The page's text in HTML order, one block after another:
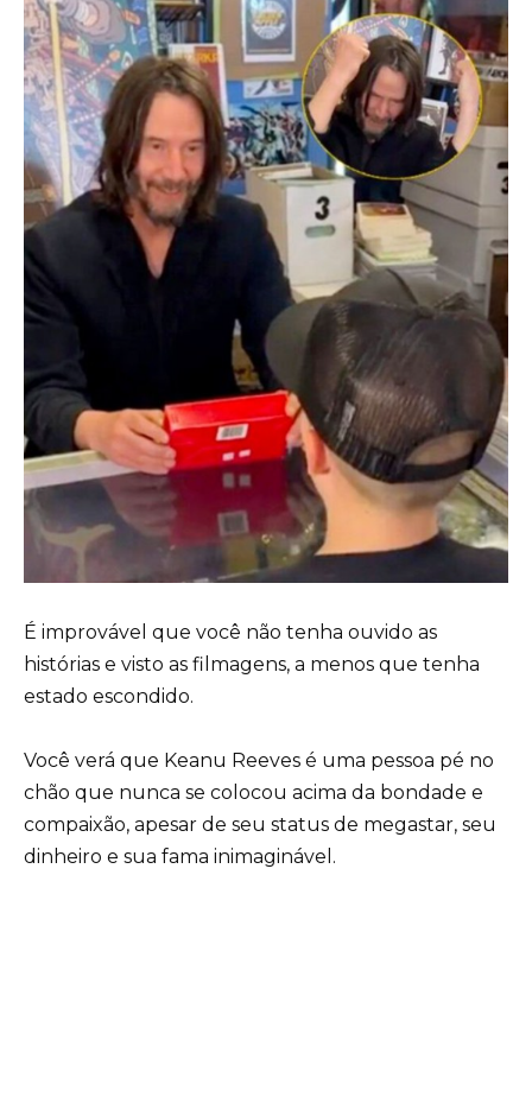
É improvável que você não tenha ouvido as
histórias e visto as filmagens, a menos que tenha
estado escondido.
Você verá que Keanu Reeves é uma pessoa pé no
chão que nunca se colocou acima da bondade e
compaixão, apesar de seu status de megastar, seu
dinheiro e sua fama inimaginável.